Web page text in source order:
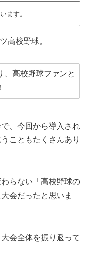
ます。
高校野球。
、高校野球ファンと
、今回から導入され
こともたくさんあり
らない「高校野球の
会だったと思いま
会全体を振り返って